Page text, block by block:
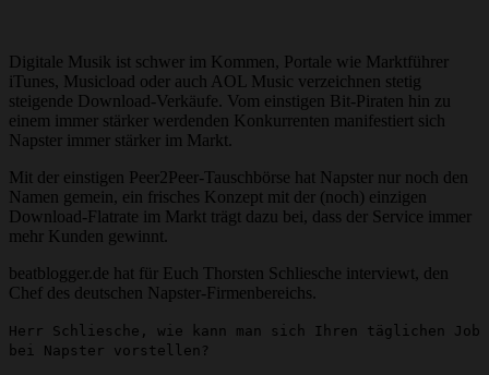
Digitale Musik ist schwer im Kommen, Portale wie Marktführer
iTunes, Musicload oder auch AOL Music verzeichnen stetig
steigende Download-Verkäufe. Vom einstigen Bit-Piraten hin zu
einem immer stärker werdenden Konkurrenten manifestiert sich
Napster immer stärker im Markt.
Mit der einstigen Peer2Peer-Tauschbörse hat Napster nur noch den
Namen gemein, ein frisches Konzept mit der (noch) einzigen
Download-Flatrate im Markt trägt dazu bei, dass der Service immer
mehr Kunden gewinnt.
beatblogger.de hat für Euch Thorsten Schliesche interviewt, den
Chef des deutschen Napster-Firmenbereichs.
Herr Schliesche, wie kann man sich Ihren täglichen Job
bei Napster vorstellen?